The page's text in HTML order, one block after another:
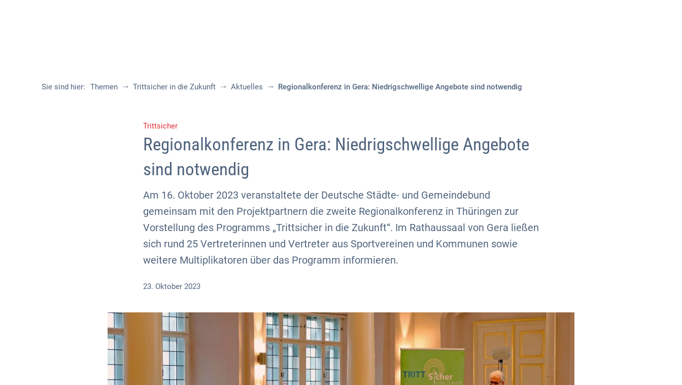
Sie sind hier: Themen Trittsicher in die Zukunft Aktuelles Regionalkonferenz in Gera: Niedrigschwellige Angebote sind notwendig
Trittsicher
Regionalkonferenz in Gera: Niedrigschwellige Angebote
sind notwendig
Am 16. Oktober 2023 veranstaltete der Deutsche Städte- und Gemeindebund
gemeinsam mit den Projektpartnern die zweite Regionalkonferenz in Thüringen zur
Vorstellung des Programms „Trittsicher in die Zukunft“. Im Rathaussaal von Gera ließen
sich rund 25 Vertreterinnen und Vertreter aus Sportvereinen und Kommunen sowie
weitere Multiplikatoren über das Programm informieren.
23. Oktober 2023